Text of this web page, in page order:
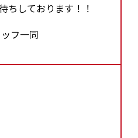
ちしております！！
フ一同